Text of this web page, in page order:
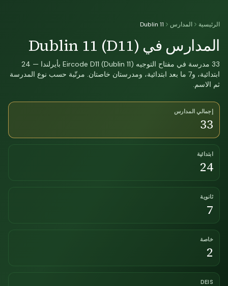
الرئيسية المدارس Dublin 11
المدارس في Dublin 11 (D11)
33 مدرسة في مفتاح التوجيه Eircode D11 (Dublin 11) بأيرلندا — 24
ابتدائية، و7 ما بعد ابتدائية، ومدرستان خاصتان. مرتّبة حسب نوع المدرسة
ثم الاسم.
إجمالي المدارس
33
ابتدائية
24
ثانوية
7
خاصة
2
DEIS